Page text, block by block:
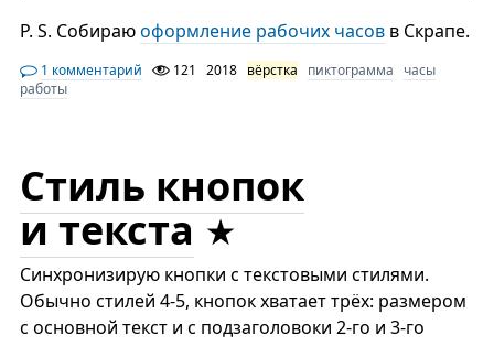
P. S. Собираюоформление рабочих часовв Скрапе.
1 комментарий 121 2018 вёрстка пиктограмма
часы
работы
Стиль кнопок
и текста
Синхронизирую кнопки с текстовыми стилями.
Обычно стилей 4-5, кнопок хватает трёх: размером
с основной текст и с подзаголовоки 2-го и 3-го